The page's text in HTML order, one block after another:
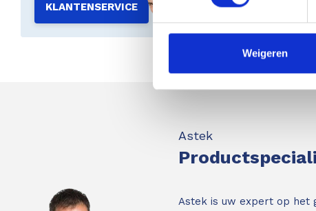
Weigeren
KLANTENSERVICE
Astek
Astek is uw expert op het